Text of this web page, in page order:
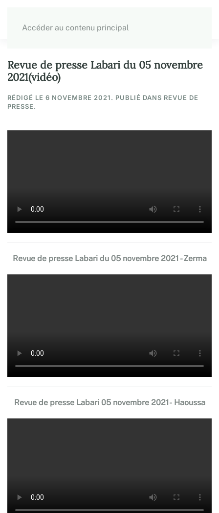
Accéder au contenu principal
Revue de presse Labari du 05 novembre
2021(vidéo)
RÉDIGÉ LE 6 NOVEMBRE 2021. PUBLIÉ DANS REVUE DE
PRESSE.
Revue de presse Labari du 05 novembre 2021 - Zerma
Revue de presse Labari 05 novembre 2021- Haoussa